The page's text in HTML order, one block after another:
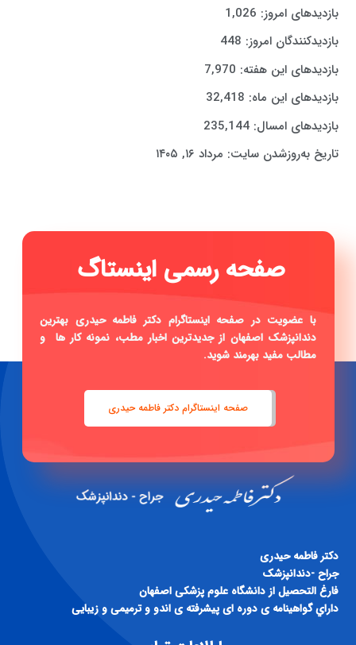
بازدیدهای امروز: 1,026
بازدیدکنندگان امروز: 448
بازدیدهای این هفته: 7,970
بازدیدهای این ماه: 32,418
بازدیدهای امسال:235,144
تاریخ به‌روزشدن سایت: مرداد ۱۶, ۱۴۰۵
|
با عضویت در صفحه اینستاگرام دکتر فاطمه حیدری بهترین
دندانپزشک اصفهان از جدیدترین اخبار مطب، نمونه کار ها و
مطالب مفید بهرمند شوید.
صفحه اینستاگرام دکتر فاطمه حیدری
دكتر فاطمه حيدری
جراح -دندانپزشک
فارغ التحصيل از دانشگاه علوم پزشكی اصفهان
داراي گواهينامه ی دوره ای پيشرفته ی اندو و ترميمی و زيبايی